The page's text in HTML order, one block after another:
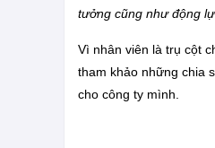
tưởng cũng như động
Vì nhân viên là trụ cột
tham khảo những chia
cho công ty mình.